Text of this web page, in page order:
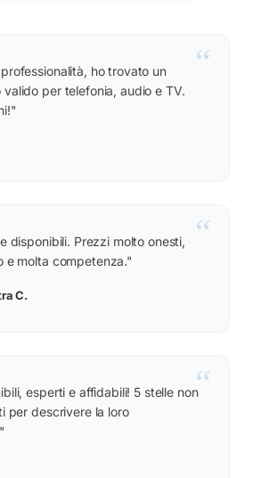
“
ho trovato un
valido per telefonia, audio e TV.
“
disponibili. Prezzi molto onesti,
e molta competenza."
C.
“
esperti e affidabili! 5 stelle non
per descrivere la loro